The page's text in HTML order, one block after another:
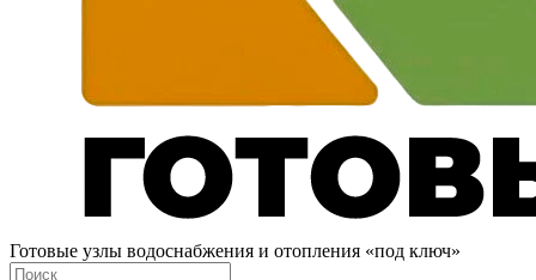
Готовые узлы водоснабжения и отопления «под ключ»